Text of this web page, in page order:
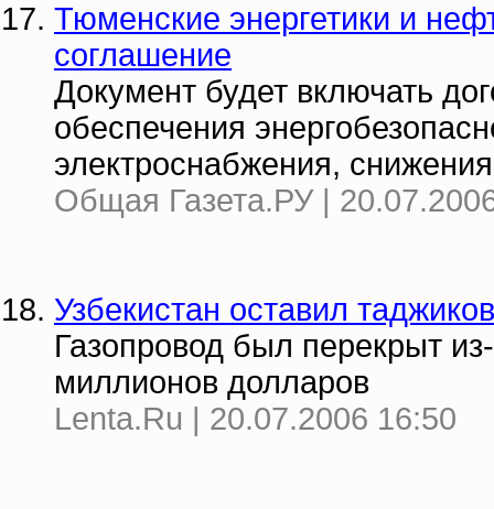
Тюменские энергетики и
соглашение
Документ будет включать
обеспечения
электроснабжения,
Общая Газета.РУ |
Узбекистан оставил
Газопровод был перекрыт
миллионов долларов
Lenta.Ru | 20.07.2006 16:50